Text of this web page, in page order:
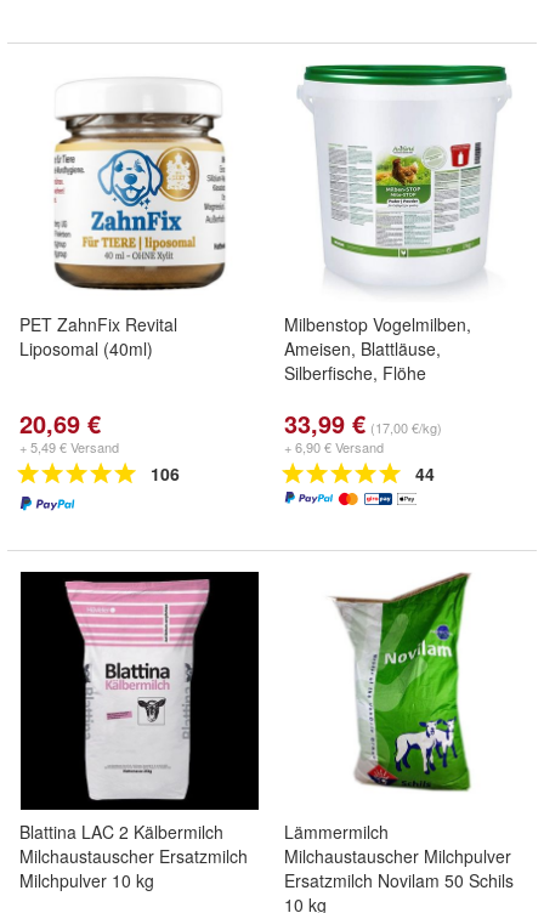
PET ZahnFix Revital
Liposomal (40ml)
20,69 €
+ 5,49 € Versand
106
Milbenstop Vogelmilben,
Ameisen, Blattläuse,
Silberfische, Flöhe
33,99 € (17,00 €/kg)
+ 6,90 € Versand
44
Blattina LAC 2 Kälbermilch
Milchaustauscher Ersatzmilch
Milchpulver 10 kg
Lämmermilch
Milchaustauscher Milchpulver
Ersatzmilch Novilam 50 Schils
10 kg